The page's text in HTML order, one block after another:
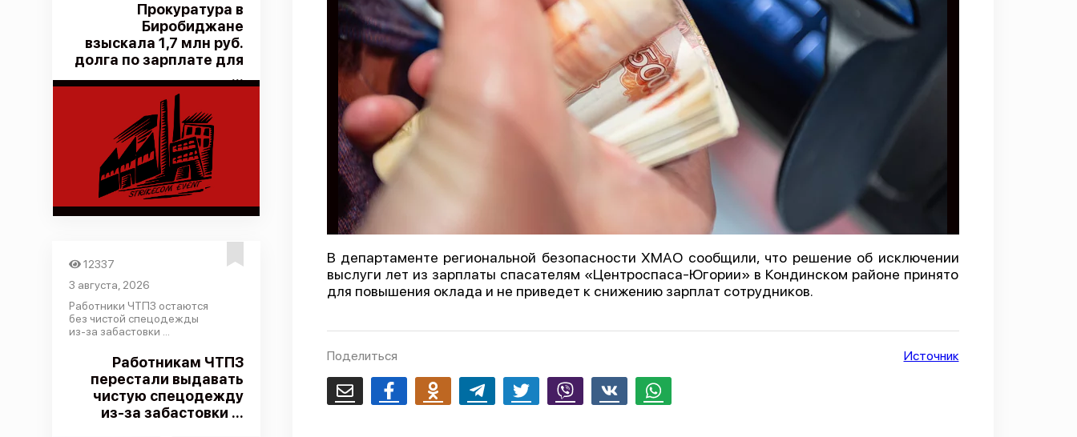
Прокуратура в
Биробиджане
взыскала 1,7 млн руб.
долга по зарплате для
...
12337
3 августа, 2026
Работники ЧТПЗ остаются
без чистой спецодежды
из-за забастовки ...
Работникам ЧТПЗ
перестали выдавать
чистую спецодежду
из-за забастовки ...
В департаменте региональной безопасности ХМАО сообщили, что решение об исключении
выслуги лет из зарплаты спасателям «Центроспаса-Югории» в Кондинском районе принято
для повышения оклада и не приведет к снижению зарплат сотрудников.
Поделиться
Email FacebookOdnoklassnikiTelegram Twitter Viber Whatsapp
Источник